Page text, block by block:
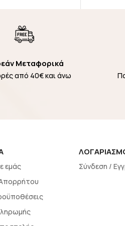
Μεταφορικά
από 40€ και άνω
εμάς
Σύνδεση /